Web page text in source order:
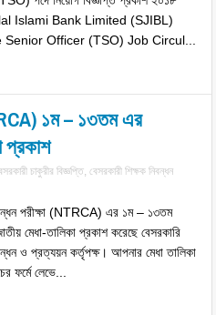
Islami Bank Limited (SJIBL)
Senior Officer (TSO) Job Circul...
১ম – ১৩তম এর
প্রকাশ
চাকুরীর বিজ্ঞপ্তি,বেসরকারী শিক্ষক নিবন্ধন
পরীক্ষা (NTRCA) এর ১ম – ১৩তম
মেধা-তালিকা প্রকাশ করেছে বেসরকারি
ও প্রত্যয়ন কর্তৃপক্ষ। আপনার মেধা তালিকা
ফর্মে লেভে...